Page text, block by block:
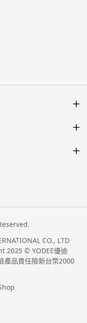
CO., LTD
2025 © YODEE優迪
產品責任險新台幣2000